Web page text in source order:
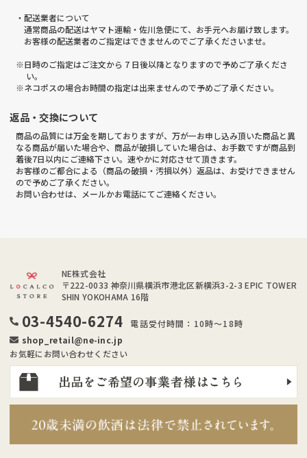
・配送業者について
通常商品の配送はヤマト運輸・佐川急便にて、お手元へお届け致します。
お客様の配送業者のご指定はできませんのでご了承くださいませ。
※日時のご指定はご注文から 7 日後以降となりますので予めご了承くださ
い。
※ネコポスの場合お時間の指定は出来ませんので予めご了承ください。
返品・交換について
商品の品質には万全を期しておりますが、万が一お申し込み頂いた商品と異
なる商品が届いた場合や、商品が破損していた場合は、お手数ですが商品到
着後7日以内にご連絡下さい。速やかに対応させて頂きます。
お客様のご都合による（商品の破損・汚損以外）返品は、お受けできません
ので予めご了承ください。
お問い合わせは、メールかお電話にてご連絡ください。
NE株式会社
〒222-0033 神奈川県横浜市港北区新横浜3-2-3 EPIC TOWER
SHIN YOKOHAMA 16階
03-4540-6274
電話受付時間：10時～18時
shop_retail@ne-inc.jp
お気軽にお問い合わせください